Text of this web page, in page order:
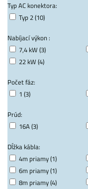
Typ AC konektora:
Typ 2 (10)
Nabíjací výkon :
7,4 kW (3)
22 kW (4)
Počet fáz:
1 (3)
Prúd:
16A (3)
Dĺžka kábla:
4m priamy (1)
6m priamy (1)
8m priamy (4)